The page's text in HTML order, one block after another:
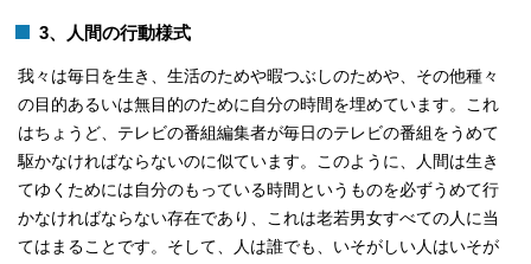
3、人間の行動様式
我々は毎日を生き、生活のためや暇つぶしのためや、その他種々
の目的あるいは無目的のために自分の時間を埋めています。これ
はちょうど、テレビの番組編集者が毎日のテレビの番組をうめて
駆かなければならないのに似ています。このように、人間は生き
てゆくためには自分のもっている時間というものを必ずうめて行
かなければならない存在であり、これは老若男女すべての人に当
てはまることです。そして、人は誰でも、いそがしい人はいそが